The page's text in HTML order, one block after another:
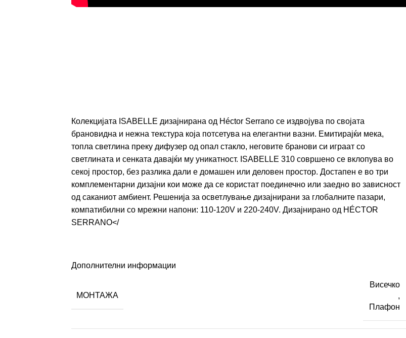
Колекцијата ISABELLE дизајнирана од Héctor Serrano се издвојува по својата
брановидна и нежна текстура која потсетува на елегантни вазни. Емитирајќи мека,
топла светлина преку дифузер од опал стакло, неговите бранови си играат со
светлината и сенката давајќи му уникатност. ISABELLE 310 совршено се вклопува во
секој простор, без разлика дали е домашен или деловен простор. Достапен е во три
комплементарни дизајни кои може да се користат поединечно или заедно во зависност
од саканиот амбиент. Решенија за осветлување дизајнирани за глобалните пазари,
компатибилни со мрежни напони: 110-120V и 220-240V. Дизајнирано од HÉCTOR
SERRANO</
Дополнителни информации
МОНТАЖА
Висечко
,
Плафон